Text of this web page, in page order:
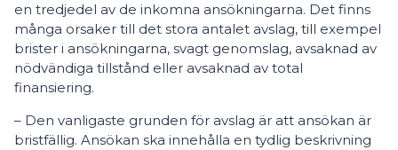
en tredjedel av de inkomna ansökningarna. Det finns
många orsaker till det stora antalet avslag, till exempel
brister i ansökningarna, svagt genomslag, avsaknad av
nödvändiga tillstånd eller avsaknad av total
finansiering.
– Den vanligaste grunden för avslag är att ansökan är
bristfällig. Ansökan ska innehålla en tydlig beskrivning